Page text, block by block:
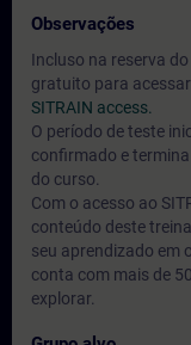
Observações
Incluso na reserva
gratuito para
SITRAIN access.
O período de teste
confirmado e
do curso.
Com o acesso ao
conteúdo deste
seu aprendizado em
conta com mais de
explorar.